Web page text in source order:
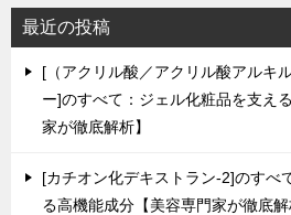
最近の投稿
[（アクリル酸／アクリル酸アルキ
ー]のすべて：ジェル化粧品を支え
家が徹底解析】
[カチオン化デキストラン-2]のすべ
る高機能成分【美容専門家が徹底解